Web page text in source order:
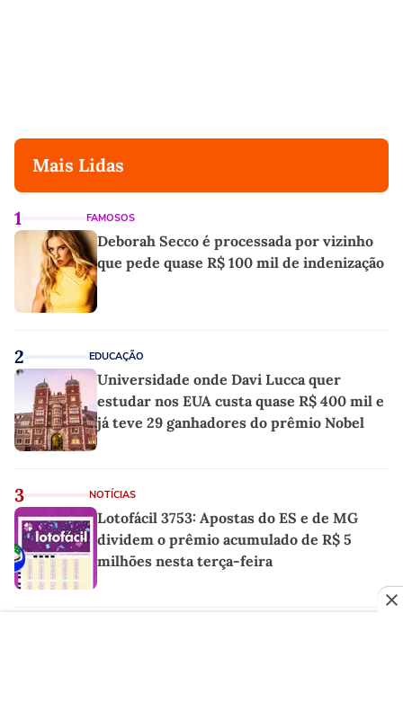
Mais Lidas
1 FAMOSOS
Deborah Secco é processada por vizinho
que pede quase R$ 100 mil de indenização
2 EDUCAÇÃO
Universidade onde Davi Lucca quer
estudar nos EUA custa quase R$ 400 mil e
já teve 29 ganhadores do prêmio Nobel
3 NOTÍCIAS
Lotofácil 3753: Apostas do ES e de MG
dividem o prêmio acumulado de R$ 5
milhões nesta terça-feira